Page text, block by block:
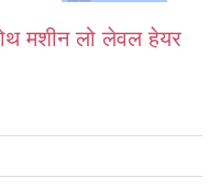
मशीन लो लेवल हेयर